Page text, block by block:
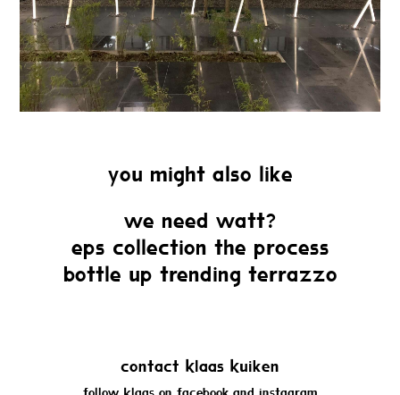
You might also like
we need watt?
EPS collection the Process
Bottle Up Trending Terrazzo
Contact Klaas Kuiken